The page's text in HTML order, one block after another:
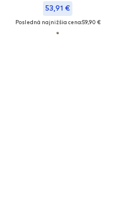
53,91 €
Posledná najnižšia cena:59,90 €